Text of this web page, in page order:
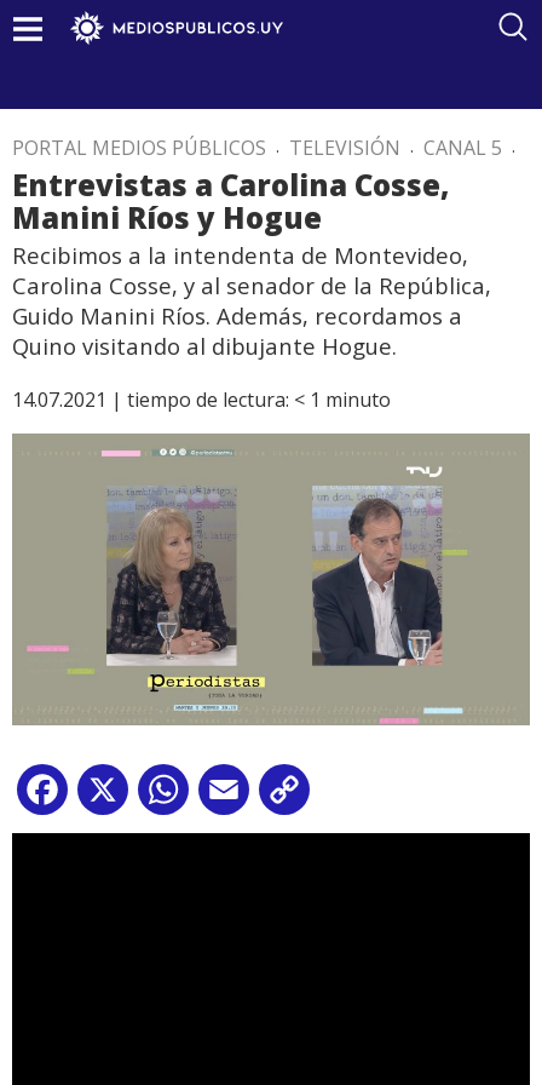
PORTAL MEDIOS PÚBLICOS . TELEVISIÓN . CANAL 5 .
Entrevistas a Carolina Cosse,
Manini Ríos y Hogue
Recibimos a la intendenta de Montevideo,
Carolina Cosse, y al senador de la República,
Guido Manini Ríos. Además, recordamos a
Quino visitando al dibujante Hogue.
14.07.2021 | tiempo de lectura: < 1 minuto
Facebook
X WhatsApp
Email